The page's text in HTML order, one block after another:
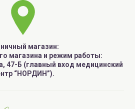
магазин:
магазина и режим работы:
47-Б (главный вход медицинский
“НОРДИН”).